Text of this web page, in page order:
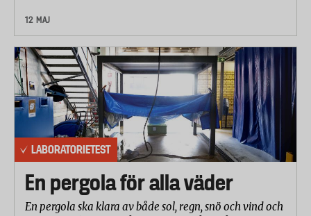
12 MAJ
LABORATORIETEST
En pergola för alla väder
En pergola ska klara av både sol, regn, snö och vind och